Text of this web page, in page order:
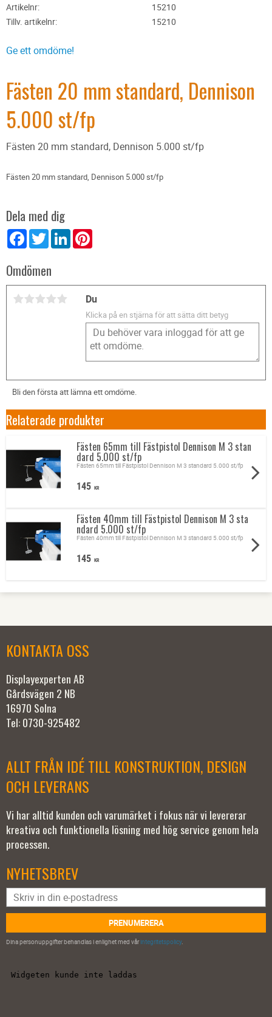
Artikelnr
15210
Tillv. artikelnr
15210
Ge ett omdöme!
Fästen 20 mm standard, Dennison
5.000 st/fp
Fästen 20 mm standard, Dennison 5.000 st/fp
Fästen 20 mm standard, Dennison 5.000 st/fp
Dela med dig
FacebookTwitter LinkedIn
Omdömen
Du
Klicka på en stjärna för att sätta ditt betyg
Bli den första att lämna ett omdöme.
Relaterade produkter
Fästen 65mm till Fästpistol Dennison M 3 stan
dard 5.000 st/fp
Fästen 65mm till Fästpistol Dennison M 3 standard 5.000 st/fp
145 KR
Fästen 40mm till Fästpistol Dennison M 3 sta
ndard 5.000 st/fp
Fästen 40mm till Fästpistol Dennison M 3 standard 5.000 st/fp
145 KR
KONTAKTA OSS
Displayexperten AB
Gårdsvägen 2 NB
16970 Solna
Tel: 0730-925482
ALLT FRÅN IDÉ TILL KONSTRUKTION, DESIGN
OCH LEVERANS
Vi har alltid kunden och varumärket i fokus när vi levererar
kreativa och funktionella lösning med hög service genom hela
processen.
NYHETSBREV
PRENUMERERA
Dina personuppgifter behandlas i enlighet med vårintegritetspolicy.